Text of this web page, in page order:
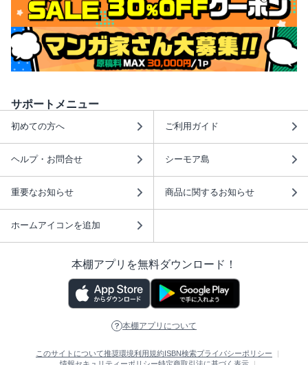
サポートメニュー
初めての方へ ご利用ガイド
ヘルプ・お問合せ シーモア島
重要なお知らせ 商品に関するお知らせ
ホームアイコンを追加
本棚アプリを無料ダウンロード！
本棚アプリについて
このサイトについて推奨環境利用規約 ISBN検索プライバシーポリシー